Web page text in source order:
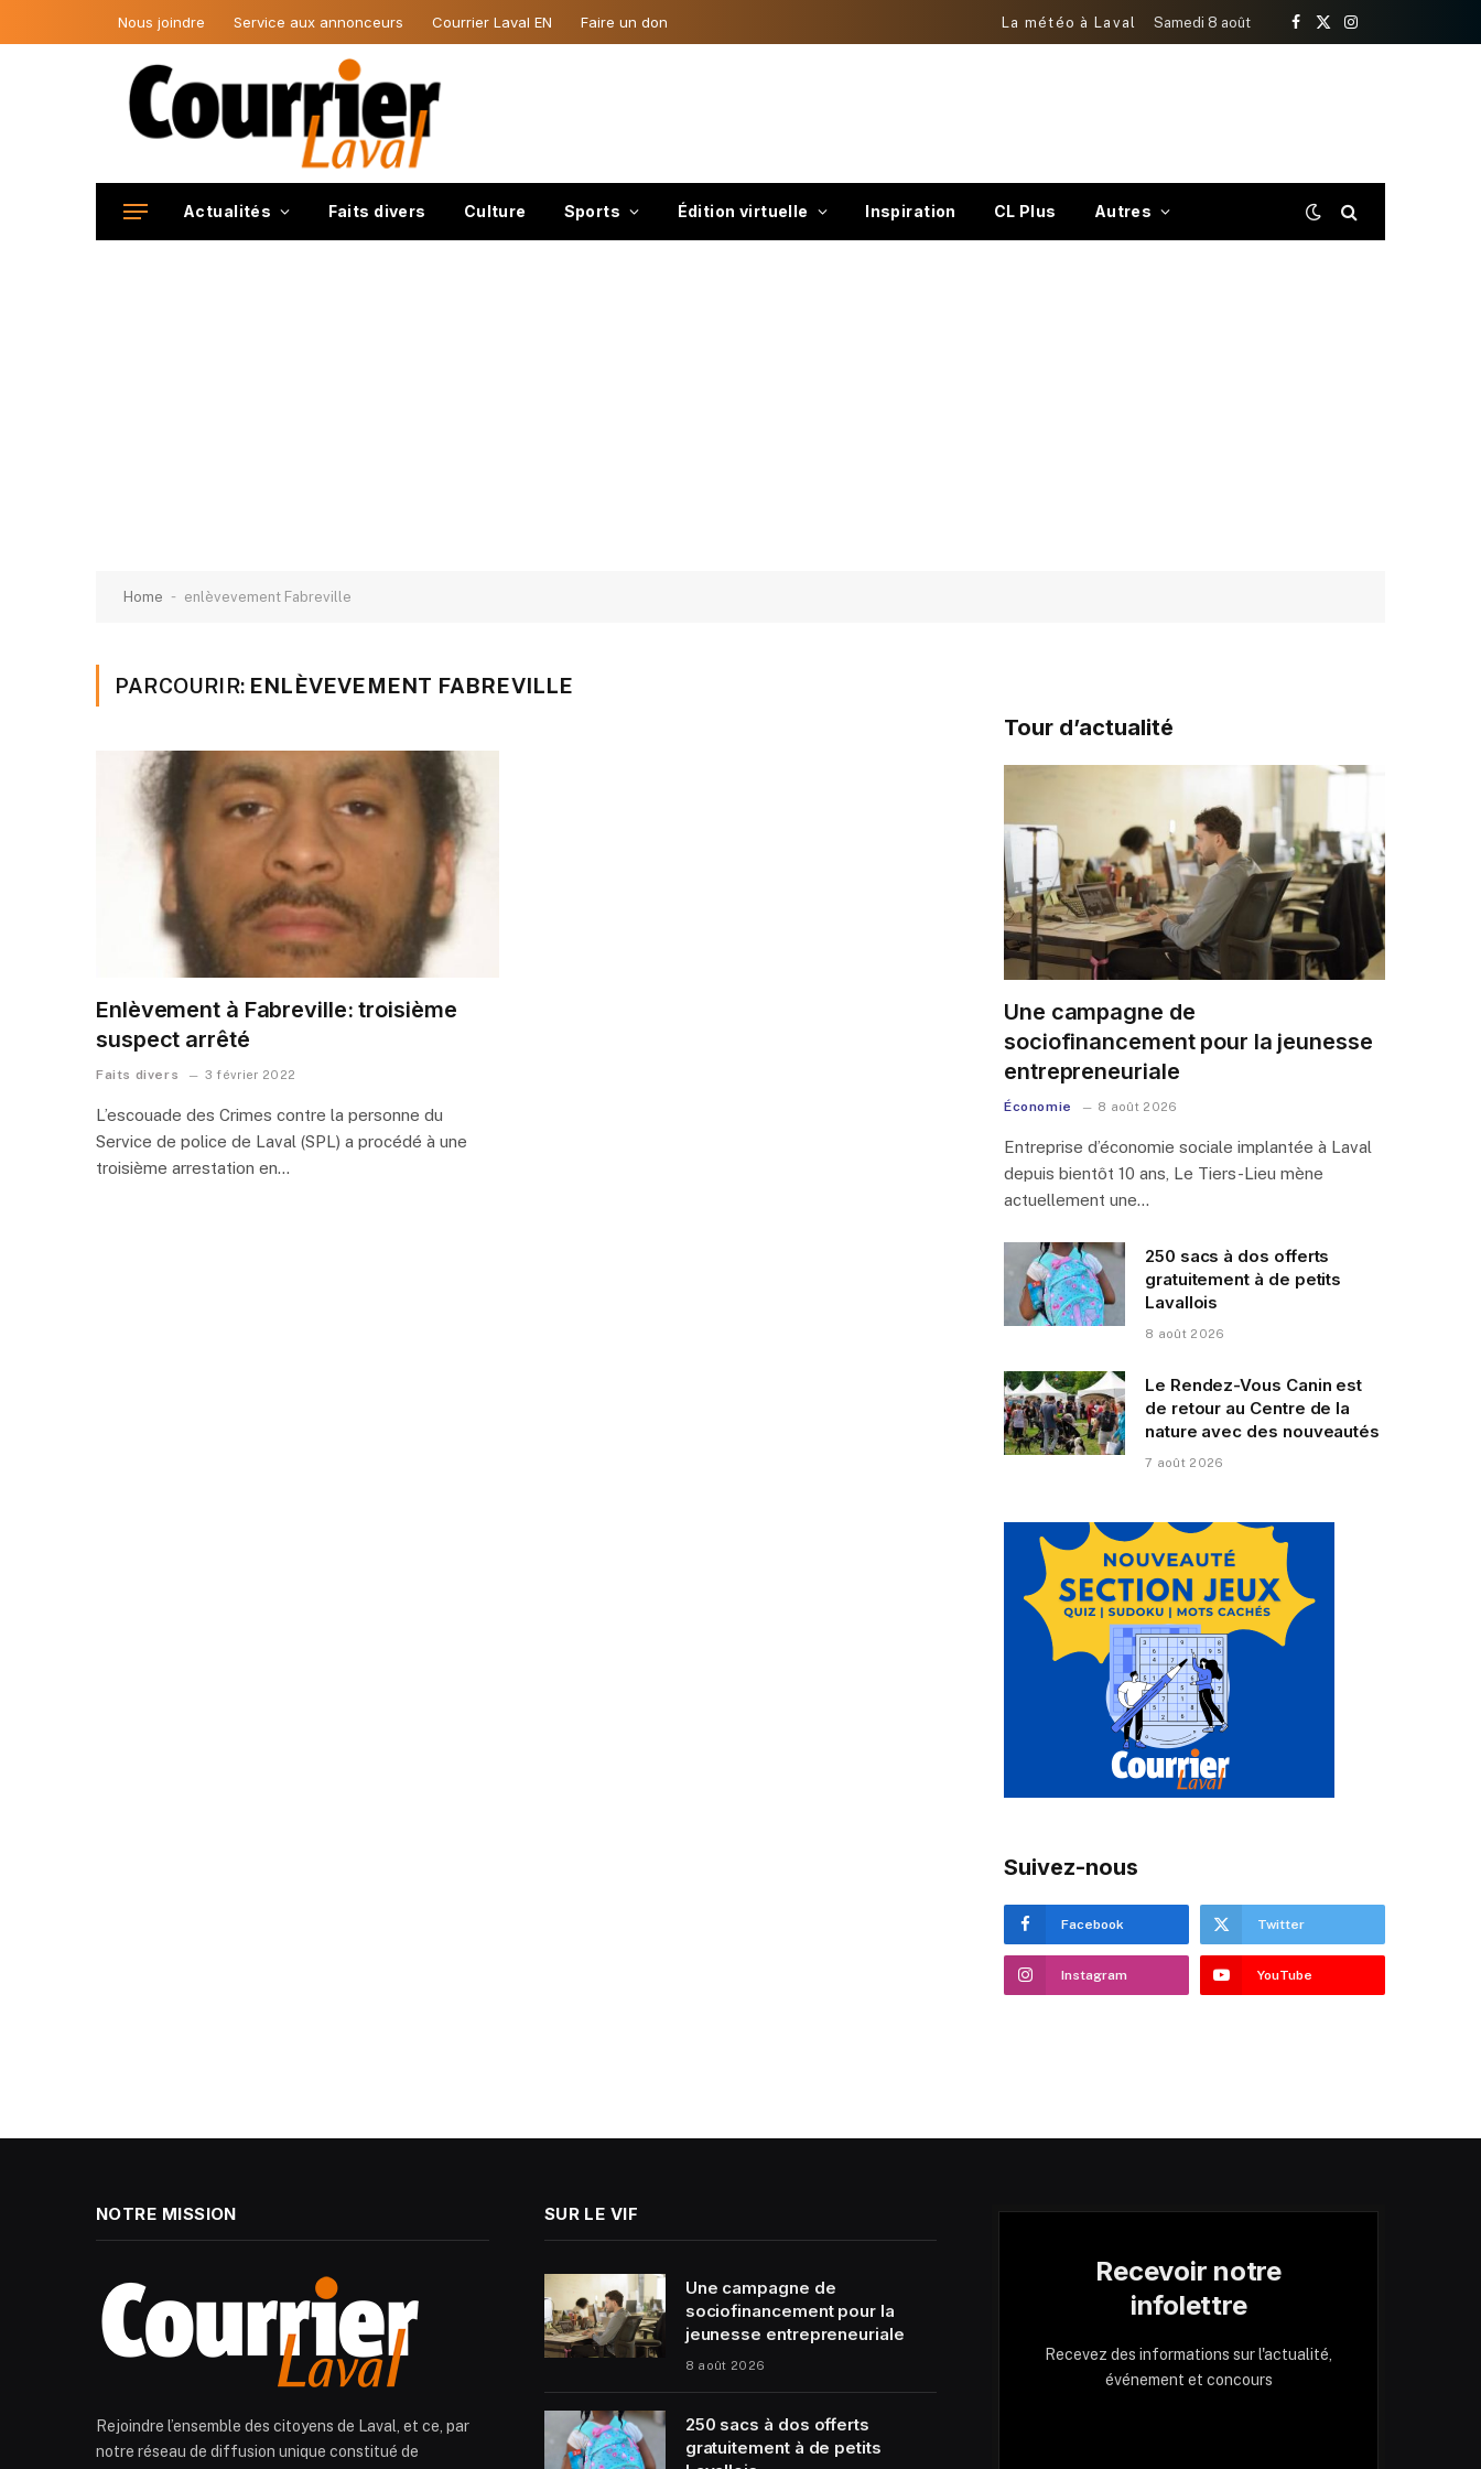
Nous joindre Service aux annonceurs Courrier Laval EN Faire un don La météo à Laval Samedi 8 août
Facebook
X
Instagram
Actualités Faits divers Culture Sports Édition virtuelle Inspiration CL Plus Autres
Home - enlèvevement Fabreville
PARCOURIR: ENLÈVEVEMENT FABREVILLE
Enlèvement à Fabreville: troisième
suspect arrêté
Faits divers 3 février 2022
L’escouade des Crimes contre la personne du
Service de police de Laval (SPL) a procédé à une
troisième arrestation en…
Tour d’actualité
Une campagne de
sociofinancement pour la jeunesse
entrepreneuriale
Économie 8 août 2026
Entreprise d’économie sociale implantée à Laval
depuis bientôt 10 ans, Le Tiers-Lieu mène
actuellement une…
250 sacs à dos offerts
gratuitement à de petits
Lavallois
8 août 2026
Le Rendez-Vous Canin est
de retour au Centre de la
nature avec des nouveautés
7 août 2026
Suivez-nous
Facebook Twitter
Instagram YouTube
NOTRE MISSION
Rejoindre l’ensemble des citoyens de Laval, et ce, par
notre réseau de diffusion unique constitué de
SUR LE VIF
Une campagne de
sociofinancement pour la
jeunesse entrepreneuriale
8 août 2026
250 sacs à dos offerts
gratuitement à de petits
Recevoir notre
infolettre
Recevez des informations sur l'actualité,
événement et concours